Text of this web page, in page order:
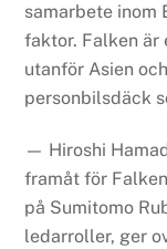
samarbete inom
faktor. Falken är
utanför Asien
personbilsdäck
— Hiroshi
framåt för
på Sumitomo
ledarroller, ger